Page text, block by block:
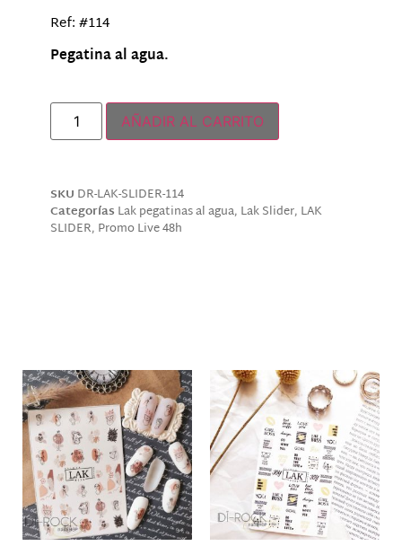
Ref: #114
Pegatina al agua.
AÑADIR AL CARRITO
SKU DR-LAK-SLIDER-114
Categorías Lak pegatinas al agua, Lak Slider, LAK
SLIDER, Promo Live 48h